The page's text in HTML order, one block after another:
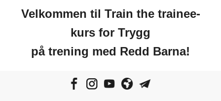
Velkommen til Train the trainee-
kurs for Trygg
på trening med Redd Barna!